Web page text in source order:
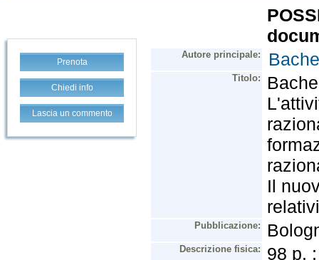
Prenota
Chiedi info
Lascia un commento